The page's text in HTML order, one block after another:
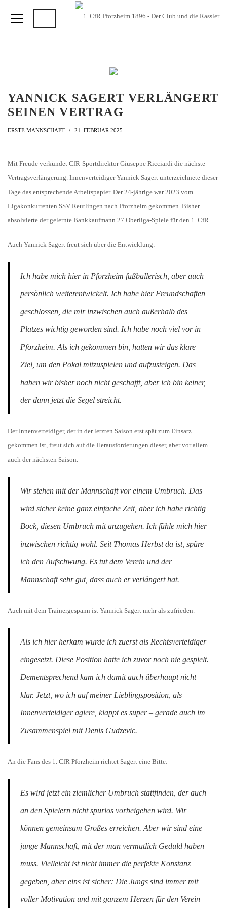
YANNICK SAGERT VERLÄNGERT
SEINEN VERTRAG
ERSTE MANNSCHAFT 21. FEBRUAR 2025
Mit Freude verkündet CfR-Sportdirektor Giuseppe Ricciardi die nächste
Vertragsverlängerung. Innenverteidiger Yannick Sagert unterzeichnete dieser
Tage das entsprechende Arbeitspapier. Der 24-jährige war 2023 vom
Ligakonkurrenten SSV Reutlingen nach Pforzheim gekommen. Bisher
absolvierte der gelernte Bankkaufmann 27 Oberliga-Spiele für den 1. CfR.
Auch Yannick Sagert freut sich über die Entwicklung:
Ich habe mich hier in Pforzheim fußballerisch, aber auch
persönlich weiterentwickelt. Ich habe hier Freundschaften
geschlossen, die mir inzwischen auch außerhalb des
Platzes wichtig geworden sind. Ich habe noch viel vor in
Pforzheim. Als ich gekommen bin, hatten wir das klare
Ziel, um den Pokal mitzuspielen und aufzusteigen. Das
haben wir bisher noch nicht geschafft, aber ich bin keiner,
der dann jetzt die Segel streicht.
Der Innenverteidiger, der in der letzten Saison erst spät zum Einsatz
gekommen ist, freut sich auf die Herausforderungen dieser, aber vor allem
auch der nächsten Saison.
Wir stehen mit der Mannschaft vor einem Umbruch. Das
wird sicher keine ganz einfache Zeit, aber ich habe richtig
Bock, diesen Umbruch mit anzugehen. Ich fühle mich hier
inzwischen richtig wohl. Seit Thomas Herbst da ist, spüre
ich den Aufschwung. Es tut dem Verein und der
Mannschaft sehr gut, dass auch er verlängert hat.
Auch mit dem Trainergespann ist Yannick Sagert mehr als zufrieden.
Als ich hier herkam wurde ich zuerst als Rechtsverteidiger
eingesetzt. Diese Position hatte ich zuvor noch nie gespielt.
Dementsprechend kam ich damit auch überhaupt nicht
klar. Jetzt, wo ich auf meiner Lieblingsposition, als
Innenverteidiger agiere, klappt es super – gerade auch im
Zusammenspiel mit Denis Gudzevic.
An die Fans des 1. CfR Pforzheim richtet Sagert eine Bitte:
Es wird jetzt ein ziemlicher Umbruch stattfinden, der auch
an den Spielern nicht spurlos vorbeigehen wird. Wir
können gemeinsam Großes erreichen. Aber wir sind eine
junge Mannschaft, mit der man vermutlich Geduld haben
muss. Vielleicht ist nicht immer die perfekte Konstanz
gegeben, aber eins ist sicher: Die Jungs sind immer mit
voller Motivation und mit ganzem Herzen für den Verein